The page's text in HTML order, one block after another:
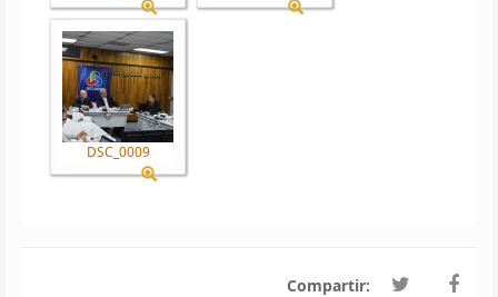
DSC_0009
Compartir: